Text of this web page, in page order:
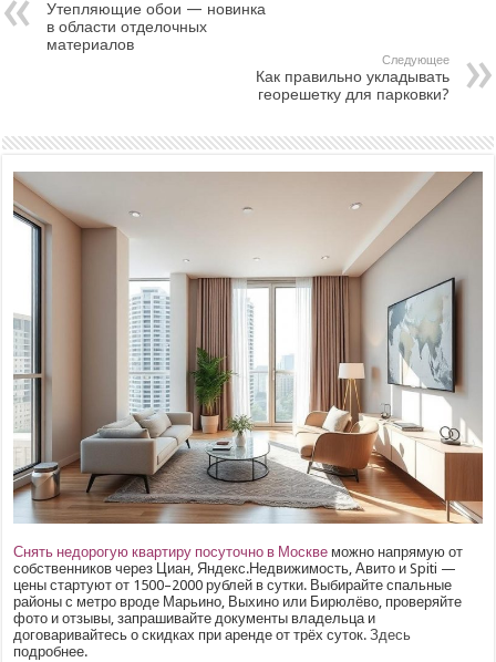
Утепляющие обои — новинка
в области отделочных
материалов
Следующее
Как правильно укладывать
георешетку для парковки?
Снять недорогую квартиру посуточно в Москве можно напрямую от
собственников через Циан, Яндекс.Недвижимость, Авито и Spiti —
цены стартуют от 1500–2000 рублей в сутки. Выбирайте спальные
районы с метро вроде Марьино, Выхино или Бирюлёво, проверяйте
фото и отзывы, запрашивайте документы владельца и
договаривайтесь о скидках при аренде от трёх суток.Здесь
подробнее.